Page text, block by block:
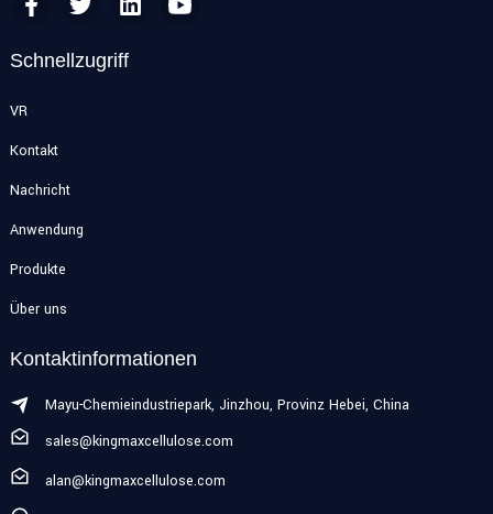
Schnellzugriff
VR
Kontakt
Nachricht
Anwendung
Produkte
Über uns
Kontaktinformationen
Mayu-Chemieindustriepark, Jinzhou, Provinz Hebei, China
sales@kingmaxcellulose.com
alan@kingmaxcellulose.com